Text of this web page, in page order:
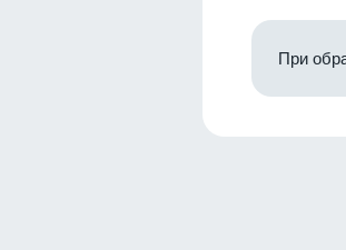
При